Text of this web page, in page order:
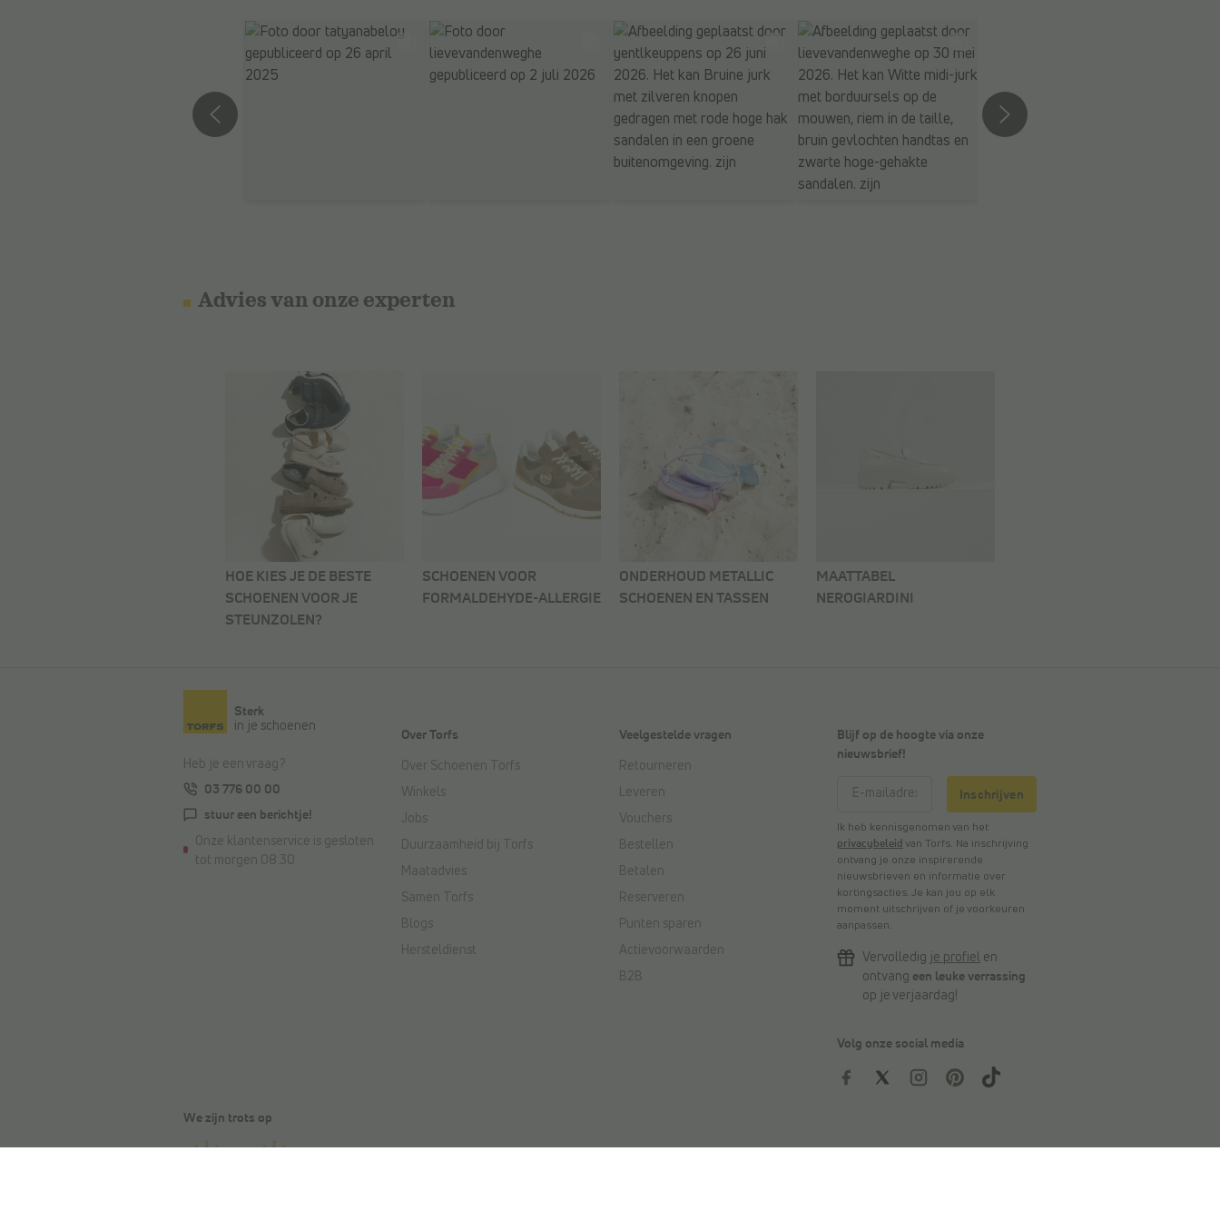
Advies van onze experten
HOE KIES JE DE BESTE
SCHOENEN VOOR JE
STEUNZOLEN?
SCHOENEN VOOR
FORMALDEHYDE-ALLERGIE
ONDERHOUD METALLIC
SCHOENEN EN TASSEN
MAATTABEL
NEROGIARDINI
Sterk
in je schoenen
Heb je een vraag?
03 776 00 00
stuur een berichtje!
Onze klantenservice is gesloten
tot morgen 08:30
Over Torfs
Over Schoenen Torfs
Winkels
Jobs
Duurzaamheid bij Torfs
Maatadvies
Samen Torfs
Blogs
Hersteldienst
Veelgestelde vragen
Retourneren
Leveren
Vouchers
Bestellen
Betalen
Reserveren
Punten sparen
Actievoorwaarden
B2B
Blijf op de hoogte via onze
nieuwsbrief!
Inschrijven
Ik heb kennisgenomen van het
privacybeleid van Torfs. Na inschrijving
ontvang je onze inspirerende
nieuwsbrieven en informatie over
kortingsacties. Je kan jou op elk
moment uitschrijven of je voorkeuren
aanpassen.
Vervolledig je profiel en
ontvang een leuke verrassing
op je verjaardag!
Volg onze social media
We zijn trots op